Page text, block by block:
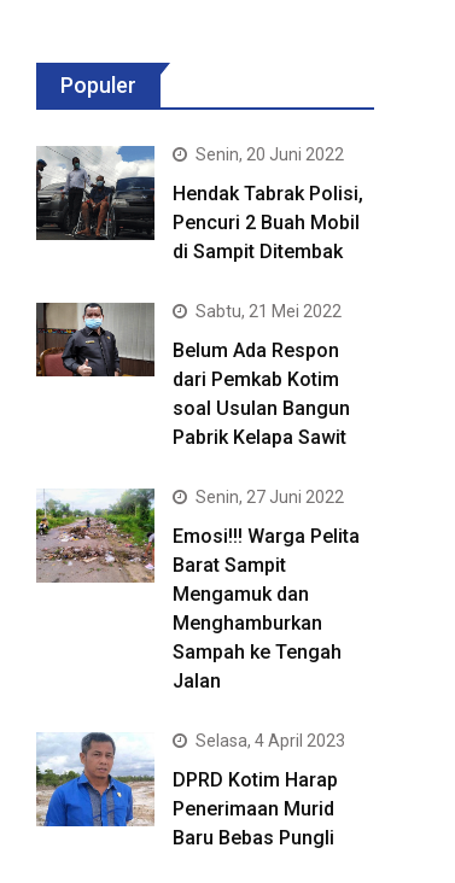
Populer
Senin, 20 Juni 2022
Hendak Tabrak Polisi,
Pencuri 2 Buah Mobil
di Sampit Ditembak
Sabtu, 21 Mei 2022
Belum Ada Respon
dari Pemkab Kotim
soal Usulan Bangun
Pabrik Kelapa Sawit
Senin, 27 Juni 2022
Emosi!!! Warga Pelita
Barat Sampit
Mengamuk dan
Menghamburkan
Sampah ke Tengah
Jalan
Selasa, 4 April 2023
DPRD Kotim Harap
Penerimaan Murid
Baru Bebas Pungli